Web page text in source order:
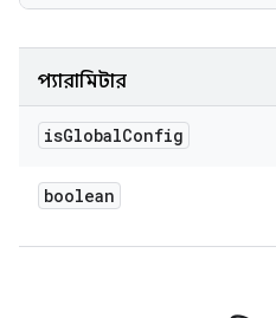
প্যারামিটার
isGlobalConfig
boolean